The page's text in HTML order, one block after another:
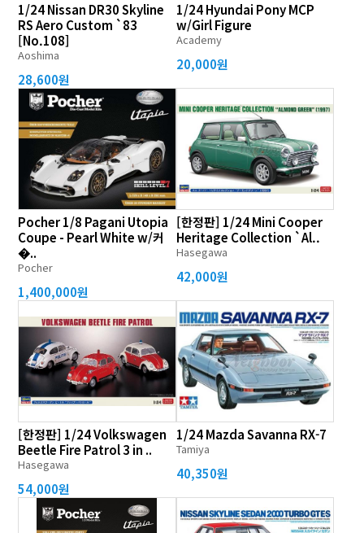
1/24 Nissan DR30 Skyline
RS Aero Custom `83
[No.108]
Aoshima
28,600원
1/24 Hyundai Pony MCP
w/Girl Figure
Academy
20,000원
Pocher 1/8 Pagani Utopia
Coupe - Pearl White w/커
�..
Pocher
1,400,000원
[한정판] 1/24 Mini Cooper
Heritage Collection `Al..
Hasegawa
42,000원
[한정판] 1/24 Volkswagen
Beetle Fire Patrol 3 in ..
Hasegawa
54,000원
1/24 Mazda Savanna RX-7
Tamiya
40,350원